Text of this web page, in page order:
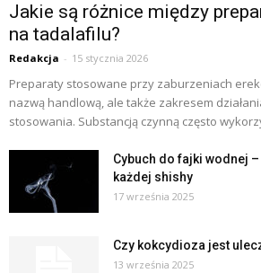
Jakie są różnice między
na tadalafilu?
Redakcja - 15 stycznia 2026
Preparaty stosowane przy zaburzeniach
nazwą handlową, ale także zakresem
stosowania. Substancją czynną często
Cybuch do fajki wodnej
każdej shishy
17 września 2025
Czy kokcydioza jest
13 września 2025